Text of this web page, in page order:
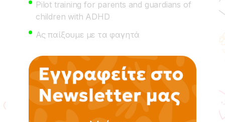
Pilot training for parents and guardians of
children with ADHD
Ας παίξουμε με τα φαγητά